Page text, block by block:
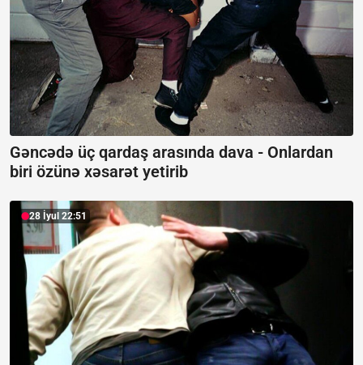
Gəncədə üç qardaş arasında dava - Onlardan
biri özünə xəsarət yetirib
28 İyul 22:51